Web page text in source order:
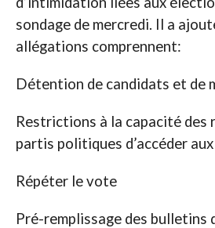
sondage de mercredi. Il a
allégations comprennent:
Détention de candidats et de
Restrictions à la capacité des
partis politiques d’accéder
Répéter le vote
Pré-remplissage des bulletins